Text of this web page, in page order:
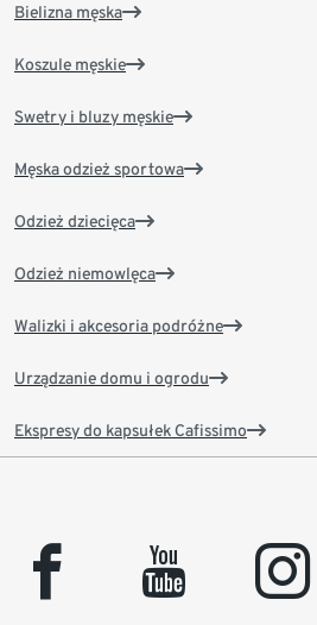
Bielizna męska
Koszule męskie
Swetry i bluzy męskie
Męska odzież sportowa
Odzież dziecięca
Odzież niemowlęca
Walizki i akcesoria podróżne
Urządzanie domu i ogrodu
Ekspresy do kapsułek Cafissimo
facebook youtube instagram